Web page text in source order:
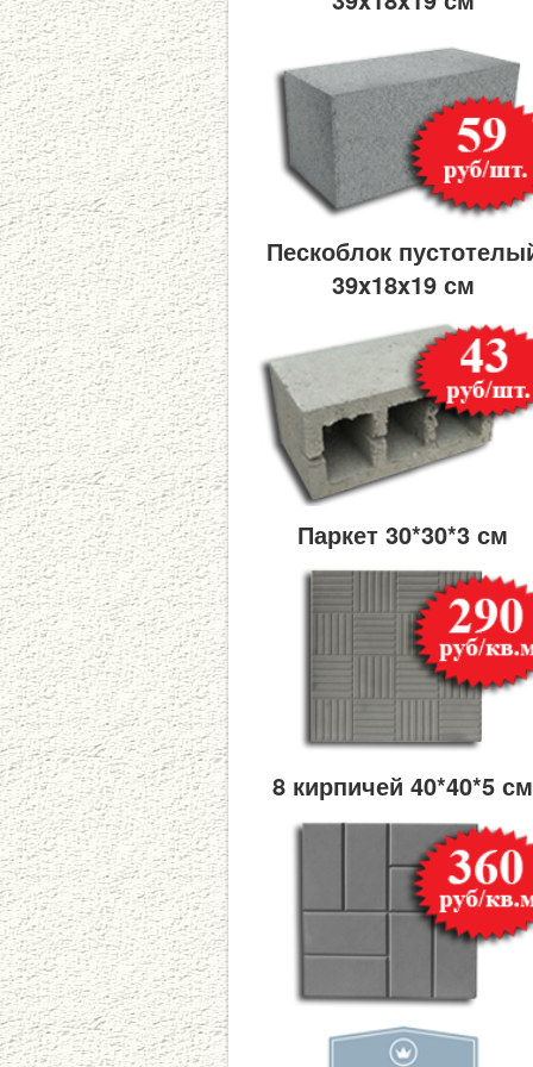
Пескоблок
39x18x19 см
Паркет 30*30*3 см
8 кирпичей 40*40*5 см